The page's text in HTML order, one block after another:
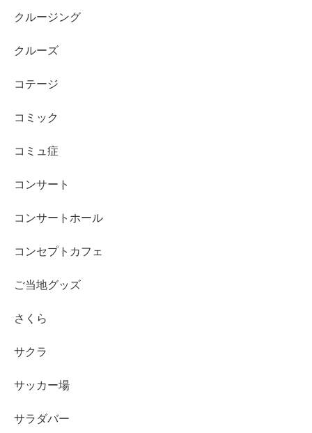
クルージング
クルーズ
コテージ
コミック
コミュ症
コンサート
コンサートホール
コンセプトカフェ
ご当地グッズ
さくら
サクラ
サッカー場
サラダバー